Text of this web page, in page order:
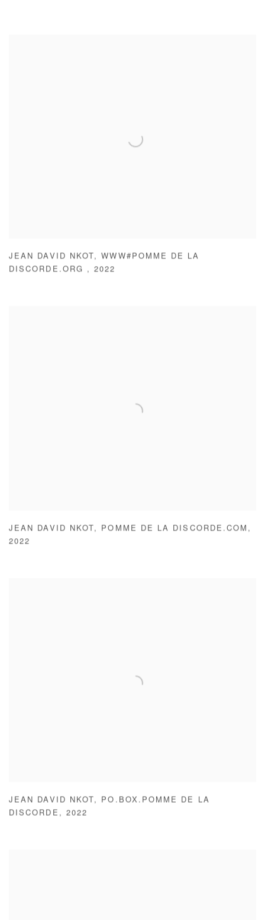
JEAN DAVID NKOT , WWW#POMME DE LA
DISCORDE.ORG ,2022
JEAN DAVID NKOT , POMME DE LA DISCORDE.COM ,
2022
JEAN DAVID NKOT , PO.BOX.POMME DE LA
DISCORDE , 2022